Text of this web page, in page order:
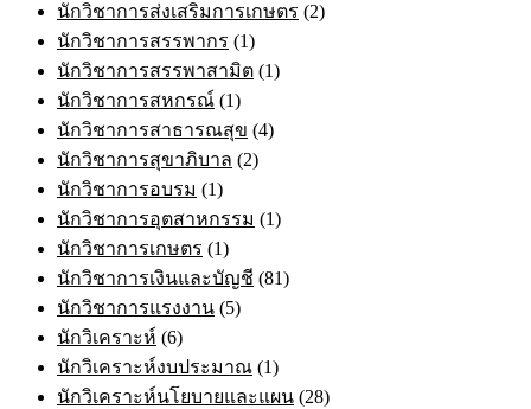
นักวิชาการส่งเสริมการเกษตร (2)
นักวิชาการสรรพากร (1)
นักวิชาการสรรพาสามิต (1)
นักวิชาการสหกรณ์ (1)
นักวิชาการสาธารณสุข (4)
นักวิชาการสุขาภิบาล (2)
นักวิชาการอบรม (1)
นักวิชาการอุตสาหกรรม (1)
นักวิชาการเกษตร (1)
นักวิชาการเงินและบัญชี (81)
นักวิชาการแรงงาน (5)
นักวิเคราะห์ (6)
นักวิเคราะห์งบประมาณ (1)
นักวิเคราะห์นโยบายและแผน (28)